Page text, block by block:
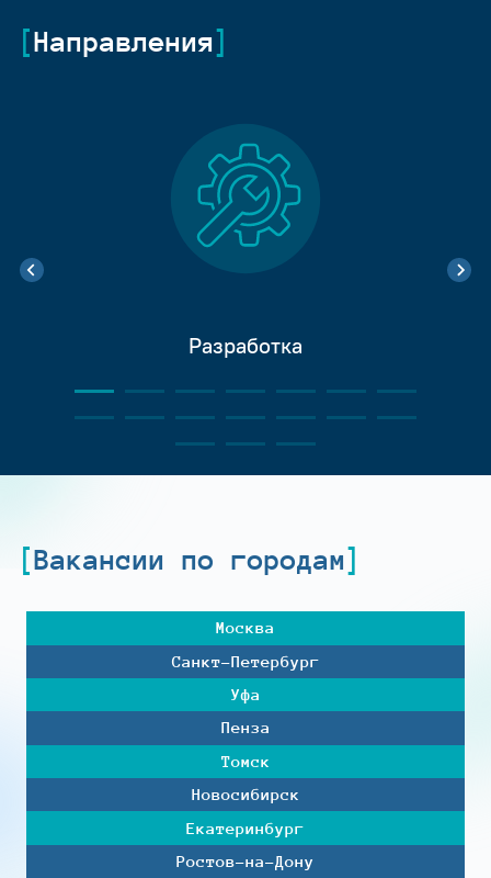
Направления
Разработка
Вакансии по городам
Москва
Санкт-Петербург
Уфа
Пенза
Томск
Новосибирск
Екатеринбург
Ростов-на-Дону